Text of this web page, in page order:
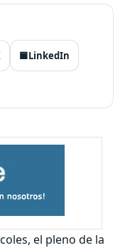
🟦LinkedIn
el pleno de la